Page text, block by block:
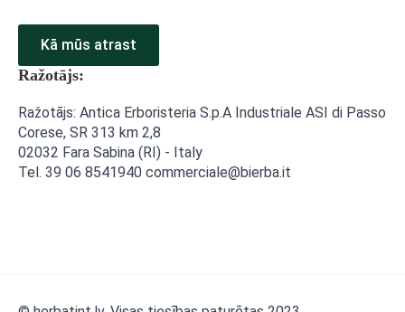
Kā mūs atrast
Ražotājs:
Ražotājs: Antica Erboristeria S.p.A Industriale ASI di Passo
Corese, SR 313 km 2,8
02032 Fara Sabina (RI) - Italy
Tel. 39 06 8541940 commerciale@bierba.it